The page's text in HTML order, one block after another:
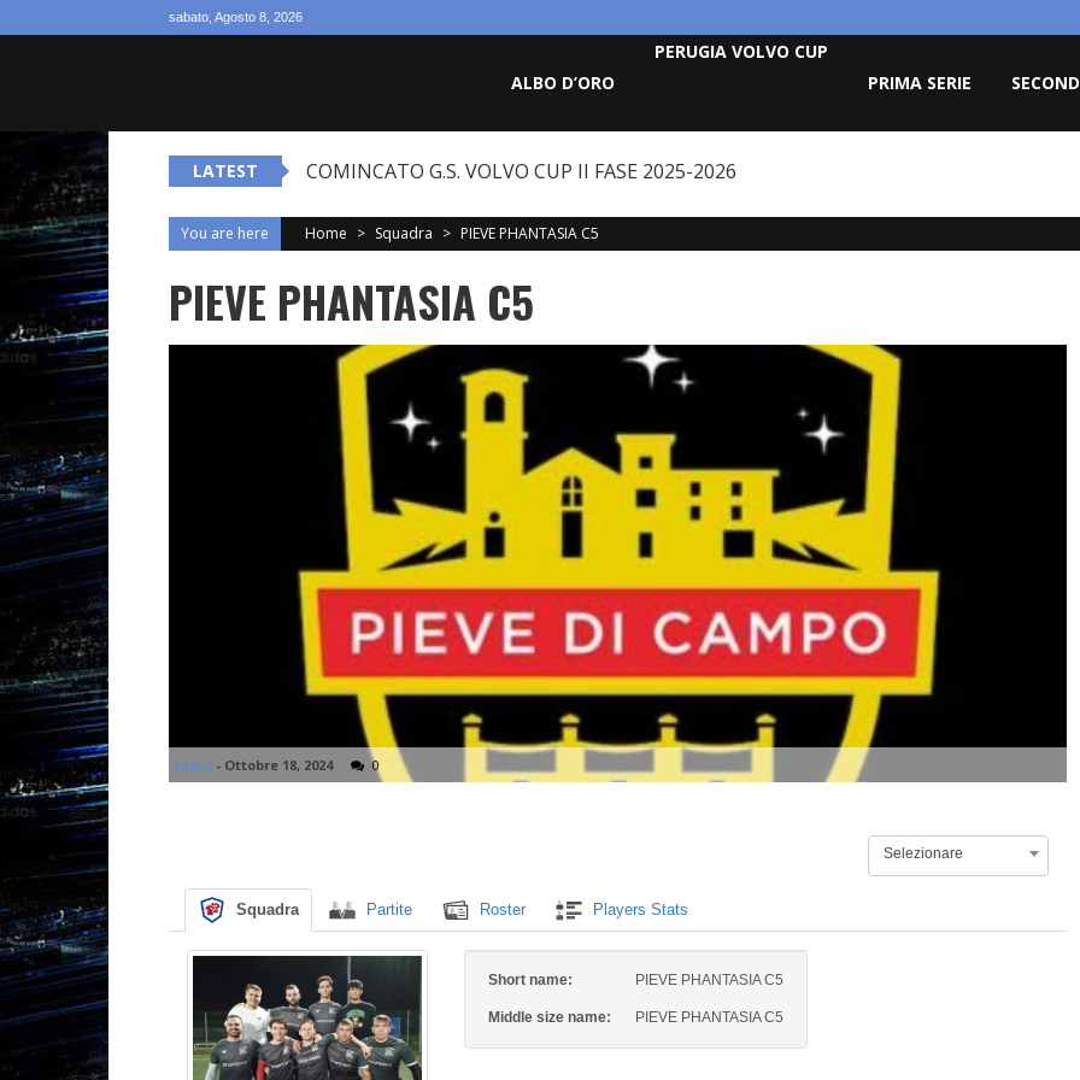
sabato, Agosto 8, 2026
ALBO D’ORO
PERUGIA VOLVO CUP
PRIMA SERIE
LATEST COMINCATO G.S. VOLVO CUP II FASE 2025-2026
You are here Home > Squadra > PIEVE PHANTASIA C5
PIEVE PHANTASIA C5
ingin - Ottobre 18, 2024 0
Selezionare
Squadra Partite Roster Players Stats
Short name: PIEVE PHANTASIA C5
Middle size name: PIEVE PHANTASIA C5